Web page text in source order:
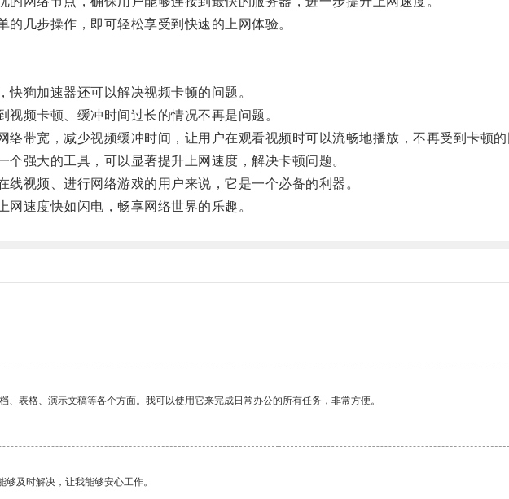
几步操作，即可轻松享受到快速的上网体验。
狗加速器还可以解决视频卡顿的问题。
频卡顿、缓冲时间过长的情况不再是问题。
带宽，减少视频缓冲时间，让用户在观看视频时可以流畅地播放，不再受到卡顿
强大的工具，可以显著提升上网速度，解决卡顿问题。
视频、进行网络游戏的用户来说，它是一个必备的利器。
速度快如闪电，畅享网络世界的乐趣。
、表格、演示文稿等各个方面。我可以使用它来完成日常办公的所有任务，非常方便。
及时解决，让我能够安心工作。